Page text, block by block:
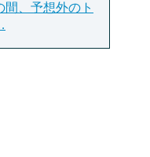
、予想外のト